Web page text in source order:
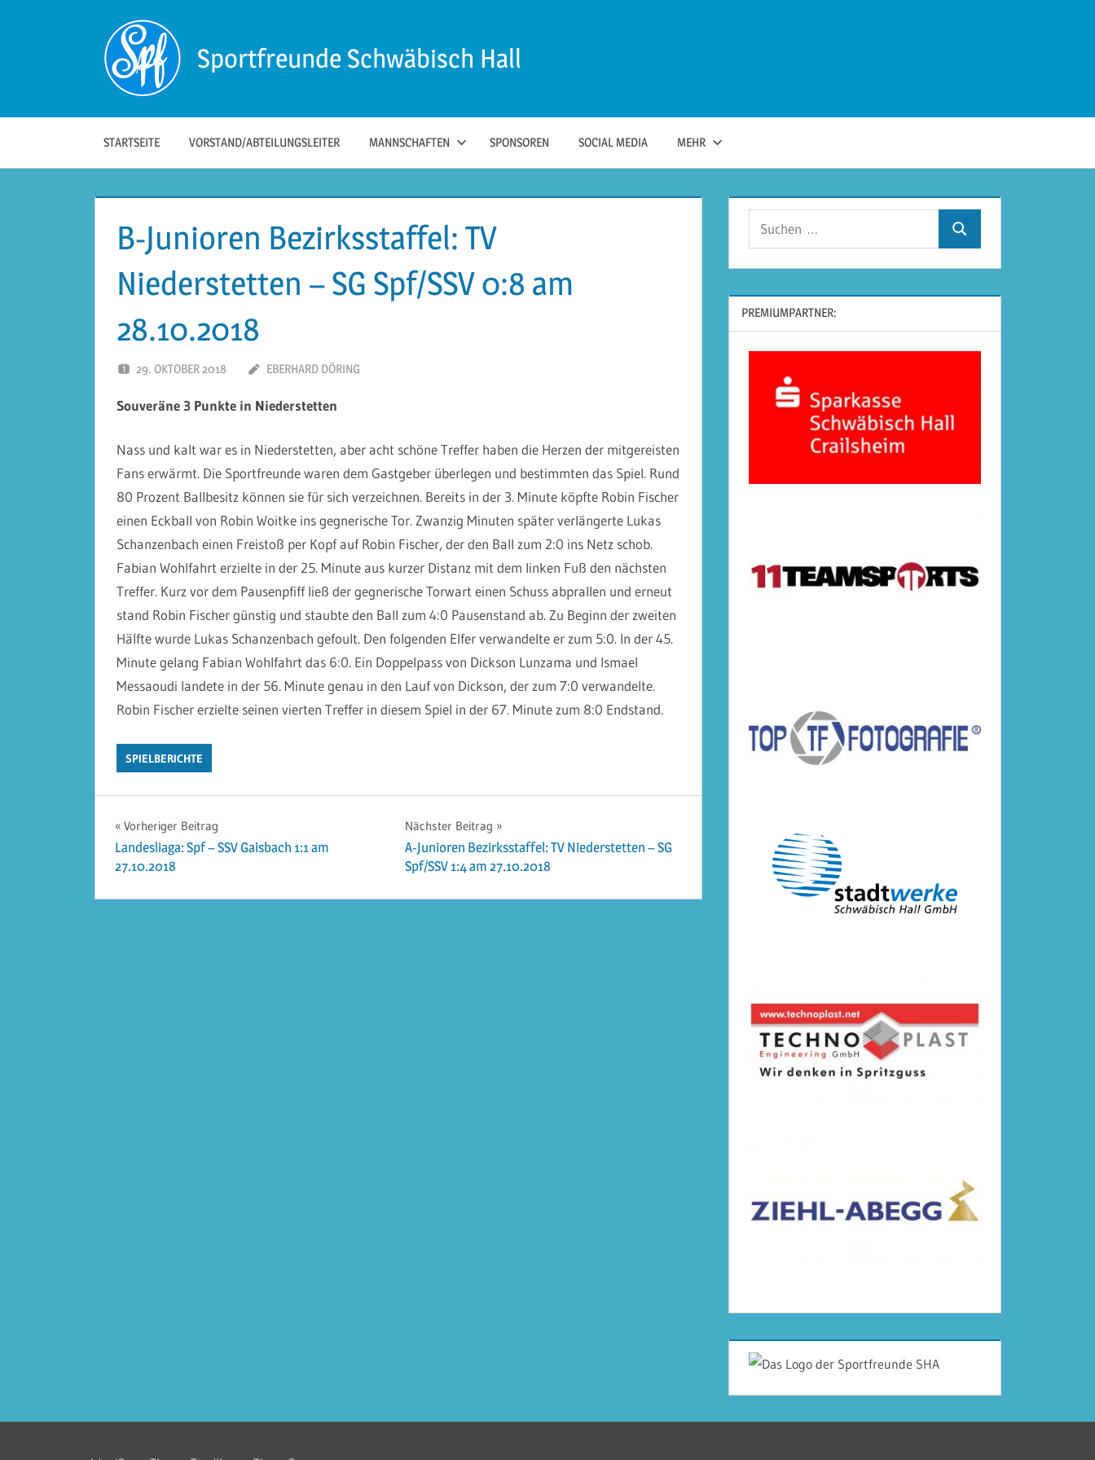
Sportfreunde Schwäbisch Hall
Die
offizielle
Sportfreunde
STARTSEITE VORSTAND/ABTEILUNGSLEITER MANNSCHAFTEN SPONSOREN SOCIAL MEDIA MEHR
B-Junioren Bezirksstaffel: TV
Niederstetten – SG Spf/SSV 0:8 am
28.10.2018
29. OKTOBER 2018 EBERHARD DÖRING
Souveräne 3 Punkte in Niederstetten
Nass und kalt war es in Niederstetten, aber acht schöne Treffer haben die Herzen der mitgereisten
Fans erwärmt. Die Sportfreunde waren dem Gastgeber überlegen und bestimmten das Spiel. Rund
80 Prozent Ballbesitz können sie für sich verzeichnen. Bereits in der 3. Minute köpfte Robin Fischer
einen Eckball von Robin Woitke ins gegnerische Tor. Zwanzig Minuten später verlängerte Lukas
Schanzenbach einen Freistoß per Kopf auf Robin Fischer, der den Ball zum 2:0 ins Netz schob.
Fabian Wohlfahrt erzielte in der 25. Minute aus kurzer Distanz mit dem linken Fuß den nächsten
Treffer. Kurz vor dem Pausenpfiff ließ der gegnerische Torwart einen Schuss abprallen und erneut
stand Robin Fischer günstig und staubte den Ball zum 4:0 Pausenstand ab. Zu Beginn der zweiten
Hälfte wurde Lukas Schanzenbach gefoult. Den folgenden Elfer verwandelte er zum 5:0. In der 45.
Minute gelang Fabian Wohlfahrt das 6:0. Ein Doppelpass von Dickson Lunzama und Ismael
Messaoudi landete in der 56. Minute genau in den Lauf von Dickson, der zum 7:0 verwandelte.
Robin Fischer erzielte seinen vierten Treffer in diesem Spiel in der 67. Minute zum 8:0 Endstand.
SPIELBERICHTE
Beitragsnavigation
Vorheriger Beitrag
Landesliaga: Spf – SSV Gaisbach 1:1 am
27.10.2018
Nächster Beitrag
A-Junioren Bezirksstaffel: TV Niederstetten – SG
Spf/SSV 1:4 am 27.10.2018
Suchen
PREMIUMPARTNER: